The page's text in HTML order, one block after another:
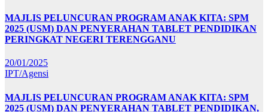
MAJLIS PELUNCURAN PROGRAM ANAK KITA: SPM
2025 (USM) DAN PENYERAHAN TABLET PENDIDIKAN
PERINGKAT NEGERI TERENGGANU
20/01/2025
IPT/Agensi
MAJLIS PELUNCURAN PROGRAM ANAK KITA: SPM
2025 (USM) DAN PENYERAHAN TABLET PENDIDIKAN,